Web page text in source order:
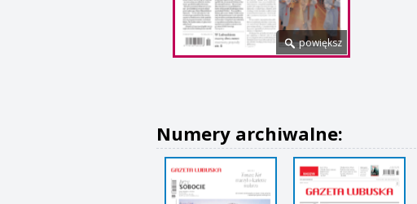
powiększ
Numery archiwalne: